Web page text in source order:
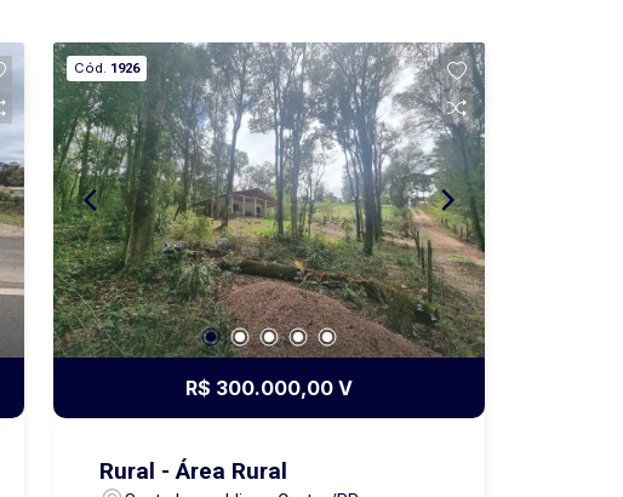
Cód. 1926
R$ 300.000,00 V
Rural - Área Rural